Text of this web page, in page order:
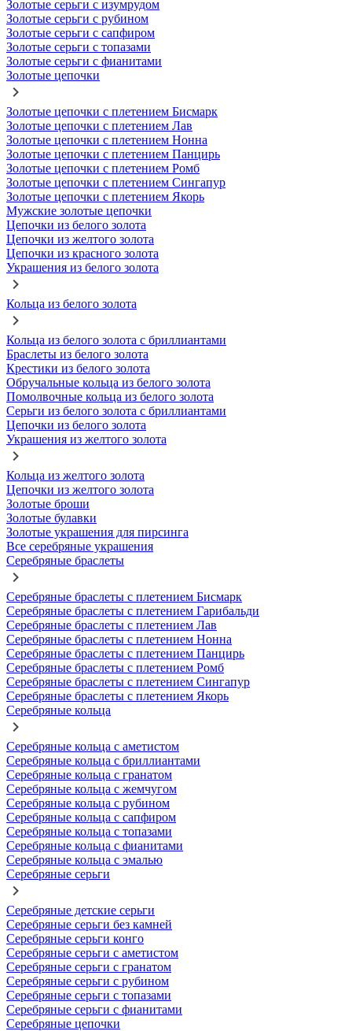
Золотые серьги с изумрудом
Золотые серьги с рубином
Золотые серьги с сапфиром
Золотые серьги с топазами
Золотые серьги с фианитами
Золотые цепочки
Золотые цепочки с плетением Бисмарк
Золотые цепочки с плетением Лав
Золотые цепочки с плетением Нонна
Золотые цепочки с плетением Панцирь
Золотые цепочки с плетением Ромб
Золотые цепочки с плетением Сингапур
Золотые цепочки с плетением Якорь
Мужские золотые цепочки
Цепочки из белого золота
Цепочки из желтого золота
Цепочки из красного золота
Украшения из белого золота
Кольца из белого золота
Кольца из белого золота с бриллиантами
Браслеты из белого золота
Крестики из белого золота
Обручальные кольца из белого золота
Помолвочные кольца из белого золота
Серьги из белого золота с бриллиантами
Цепочки из белого золота
Украшения из желтого золота
Кольца из желтого золота
Цепочки из желтого золота
Золотые броши
Золотые булавки
Золотые украшения для пирсинга
Все серебряные украшения
Серебряные браслеты
Серебряные браслеты с плетением Бисмарк
Серебряные браслеты с плетением Гарибальди
Серебряные браслеты с плетением Лав
Серебряные браслеты с плетением Нонна
Серебряные браслеты с плетением Панцирь
Серебряные браслеты с плетением Ромб
Серебряные браслеты с плетением Сингапур
Серебряные браслеты с плетением Якорь
Серебряные кольца
Серебряные кольца с аметистом
Серебряные кольца с бриллиантами
Серебряные кольца с гранатом
Серебряные кольца с жемчугом
Серебряные кольца с рубином
Серебряные кольца с сапфиром
Серебряные кольца с топазами
Серебряные кольца с фианитами
Серебряные кольца с эмалью
Серебряные серьги
Серебряные детские серьги
Серебряные серьги без камней
Серебряные серьги конго
Серебряные серьги с аметистом
Серебряные серьги с гранатом
Серебряные серьги с рубином
Серебряные серьги с топазами
Серебряные серьги с фианитами
Серебряные цепочки